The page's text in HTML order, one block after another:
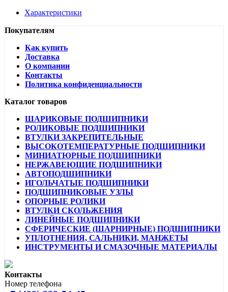
Характеристики
Покупателям
Как купить
Доставка
О компании
Контакты
Политика конфиденциальности
Каталог товаров
ШАРИКОВЫЕ ПОДШИПНИКИ
РОЛИКОВЫЕ ПОДШИПНИКИ
ВТУЛКИ ЗАКРЕПИТЕЛЬНЫЕ
ВЫСОКОТЕМПЕРАТУРНЫЕ ПОДШИПНИКИ
МИНИАТЮРНЫЕ ПОДШИПНИКИ
НЕРЖАВЕЮЩИЕ ПОДШИПНИКИ
АВТОПОДШИПНИКИ
ИГОЛЬЧАТЫЕ ПОДШИПНИКИ
ПОДШИПНИКОВЫЕ УЗЛЫ
ОПОРНЫЕ РОЛИКИ
ВТУЛКИ СКОЛЬЖЕНИЯ
ЛИНЕЙНЫЕ ПОДШИПНИКИ
СФЕРИЧЕСКИЕ (ШАРНИРНЫЕ) ПОДШИПНИКИ
УПЛОТНЕНИЯ, САЛЬНИКИ, МАНЖЕТЫ
ИНСТРУМЕНТЫ И СМАЗОЧНЫЕ МАТЕРИАЛЫ
Контакты
Номер телефона